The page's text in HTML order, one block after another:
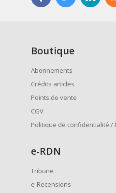
Boutique
Abonnements
Crédits articles
Points de vente
CGV
Politique de confidentialité /
e-RDN
Tribune
e-Recensions